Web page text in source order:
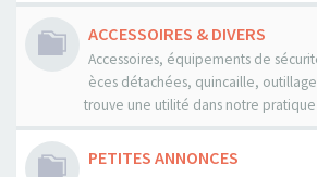
ACCESSOIRES & DIVERS
Accessoires, équipements de
èces détachées, quincaille,
trouve une utilité dans notre
PETITES ANNONCES